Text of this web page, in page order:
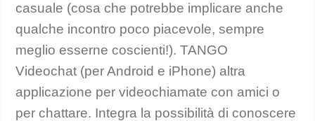
casuale (cosa che potrebbe implicare anche
qualche incontro poco piacevole, sempre
meglio esserne coscienti!). TANGO
Videochat (per Android e iPhone) altra
applicazione per videochiamate con amici o
per chattare. Integra la possibilità di conoscere